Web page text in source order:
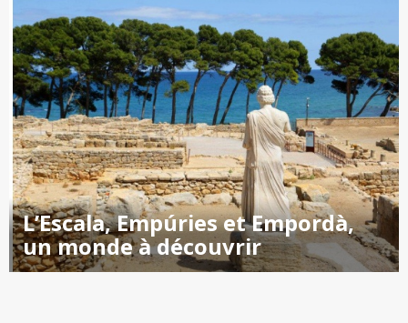
L’Escala, Empúries et Empordà,
un monde à découvrir